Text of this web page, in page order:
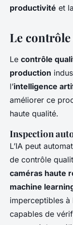
productivité et la
Le contrôle
Le contrôle
production
l’intelligence
améliorer ce
haute qualité.
Inspection
L’IA peut
de contrôle
caméras haute
machine
imperceptibles à
capables de